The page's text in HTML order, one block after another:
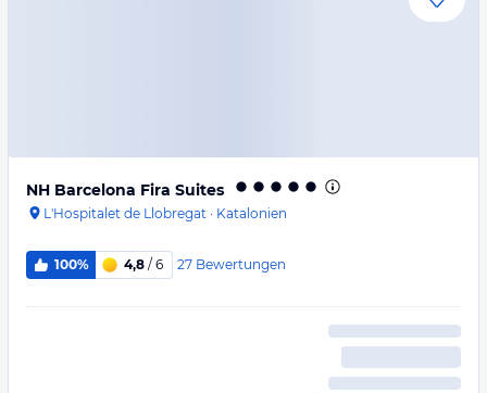
NH Barcelona Fira Suites
L'Hospitalet de Llobregat · Katalonien
100% 4,8 / 6 27 Bewertungen